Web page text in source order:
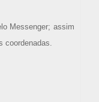
Messenger; assim
coordenadas.